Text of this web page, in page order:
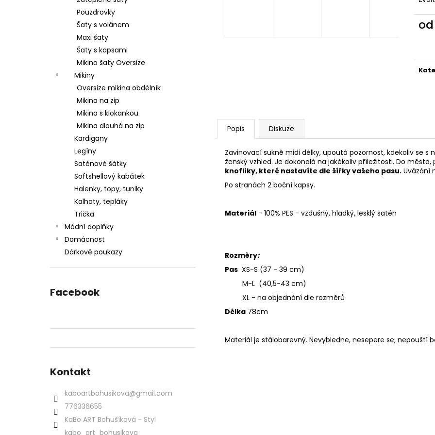
Pouzdrovky
Šaty s volánem
Maxi šaty
Šaty s kapsami
Mikino šaty Oversize
Mikiny
Oversize mikina obdélník
Mikina na zip
Mikina s klokankou
Mikina dlouhá na zip
Kardigany
Legíny
Saténové šátky
Softshellový kabátek
Halenky, topy, tuniky
Kalhoty, tepláky
Trička
Módní doplňky
Domácnost
Dárkové poukazy
Facebook
Kontakt
kaboartbohusikova@gmail.com
776336655
KaBo ART Bohušíková - Styl
kabo_art_bohusikova
od
Popis Diskuze
Zavinovací sukně midi délky, upoutá pozornost, kdekoliv se s
ženský vzhled. Je dokonalá na jakékoliv příležitosti. Do města,
knoflíky, které nastavíte dle šířky vašeho pasu. Uvázání
Po stranách 2 boční kapsy.
Materiál - 100% PES - vzdušný, hladký, lesklý satén
Rozměry:
Pas XS-S (37 - 39 cm)
M-L (40,5-43 cm)
XL - na objednání dle rozměrů
Délka 78cm
Materiál je stálobarevný. Nevybledne, nesepere se, nepouští
2 599 Kč